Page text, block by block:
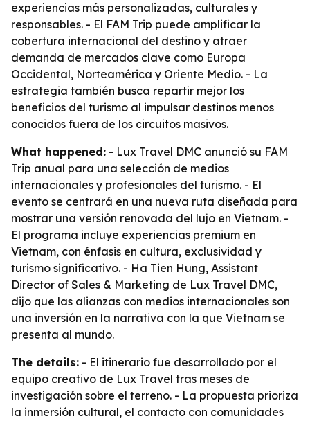
experiencias más personalizadas, culturales y
responsables. - El FAM Trip puede amplificar la
cobertura internacional del destino y atraer
demanda de mercados clave como Europa
Occidental, Norteamérica y Oriente Medio. - La
estrategia también busca repartir mejor los
beneficios del turismo al impulsar destinos menos
conocidos fuera de los circuitos masivos.
What happened: - Lux Travel DMC anunció su FAM
Trip anual para una selección de medios
internacionales y profesionales del turismo. - El
evento se centrará en una nueva ruta diseñada para
mostrar una versión renovada del lujo en Vietnam. -
El programa incluye experiencias premium en
Vietnam, con énfasis en cultura, exclusividad y
turismo significativo. - Ha Tien Hung, Assistant
Director of Sales & Marketing de Lux Travel DMC,
dijo que las alianzas con medios internacionales son
una inversión en la narrativa con la que Vietnam se
presenta al mundo.
The details: - El itinerario fue desarrollado por el
equipo creativo de Lux Travel tras meses de
investigación sobre el terreno. - La propuesta prioriza
la inmersión cultural, el contacto con comunidades